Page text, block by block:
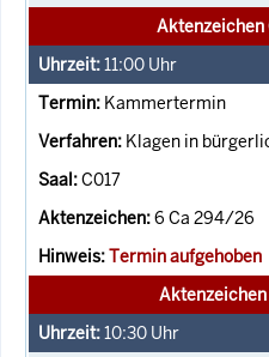
11:00 Uhr
Kammertermin
Klagen in
C017
6 Ca 294/26
Termin aufgehoben
10:30 Uhr